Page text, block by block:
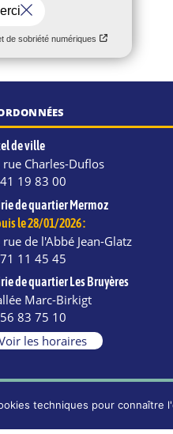
de ville
rue Charles-Duflos
19 83 00
de quartier Mermoz
le 28/01/2026 :
de l'Abbé Jean-Glatz
11 45 45
de quartier Les Bruyères
Marc-Birkigt
83 75 10
les horaires
techniques pour